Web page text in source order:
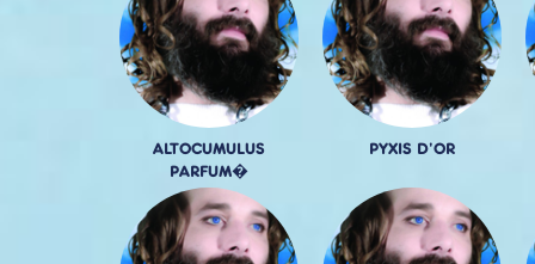
ALTOCUMULUS
PARFUM�
PYXIS D'OR